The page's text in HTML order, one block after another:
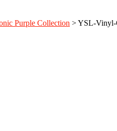
Purple Collection >YSL-Vinyl-